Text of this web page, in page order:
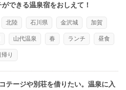
できる温泉宿をおしえて！
北陸 石川県 金沢城 加賀
山代温泉 春 ランチ 昼食
帰り
テージや別荘を借りたい。温泉に入